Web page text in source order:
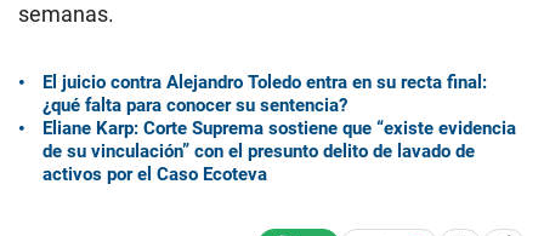
semanas.
El juicio contra Alejandro Toledo entra en su recta final:
¿qué falta para conocer su sentencia?
Eliane Karp: Corte Suprema sostiene que “existe evidencia
de su vinculación” con el presunto delito de lavado de
activos por el Caso Ecoteva